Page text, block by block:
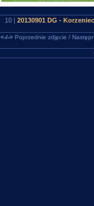
10 | 20130901 DG -
<-/->Poprzednie zdjęcie /